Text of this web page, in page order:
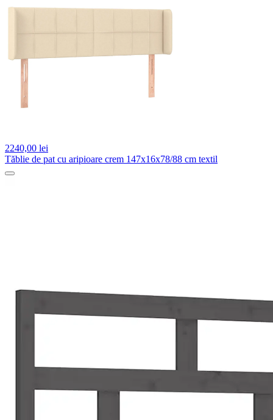
2240,00 lei
Tăblie de pat cu aripioare crem 147x16x78/88 cm textil